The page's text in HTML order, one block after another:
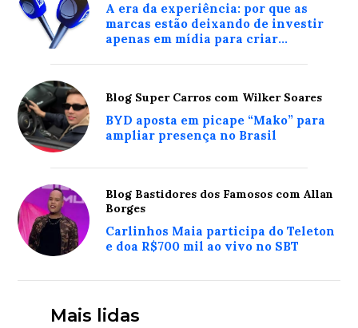
A era da experiência: por que as
marcas estão deixando de investir
apenas em mídia para criar
Blog Super Carros com Wilker Soares
BYD aposta em picape “Mako” para
ampliar presença no Brasil
Blog Bastidores dos Famosos com Allan
Borges
Carlinhos Maia participa do Teleton
e doa R$700 mil ao vivo no SBT
Mais lidas